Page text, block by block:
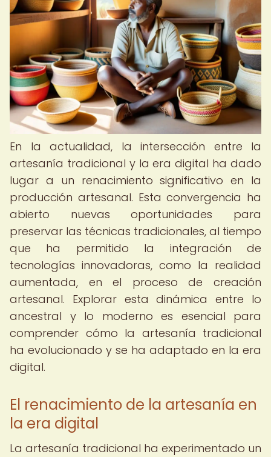
En la actualidad, la intersección entre la
artesanía tradicional y la era digital ha dado
lugar a un renacimiento significativo en la
producción artesanal. Esta convergencia ha
abierto nuevas oportunidades para
preservar las técnicas tradicionales, al tiempo
que ha permitido la integración de
tecnologías innovadoras, como la realidad
aumentada, en el proceso de creación
artesanal. Explorar esta dinámica entre lo
ancestral y lo moderno es esencial para
comprender cómo la artesanía tradicional
ha evolucionado y se ha adaptado en la era
digital.
El renacimiento de la artesanía en
la era digital
La artesanía tradicional ha experimentado un